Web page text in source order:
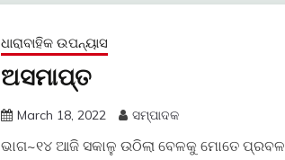
ଧାରାବାହିକ ଉପନ୍ୟାସ
ଅସମାପ୍ତ
March 18, 2022 ସମ୍ପାଦକ
ଭାଗ~୧୪ ଆଜି ସକାଳୁ ଉଠିଲା ବେଳକୁ ମୋତେ ପ୍ରବଳ